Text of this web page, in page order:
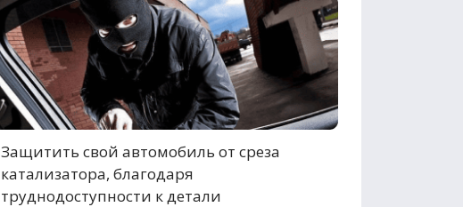
Защитить свой автомобиль от среза
катализатора, благодаря
труднодоступности к детали